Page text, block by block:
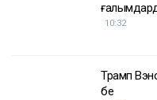
10:32
Трамп
бе